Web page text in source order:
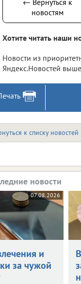
новостям
Хотите читать наши
Новости из
Яндекс.Новостей
к списку новостей
новости
07.08.2026
и
за чужой